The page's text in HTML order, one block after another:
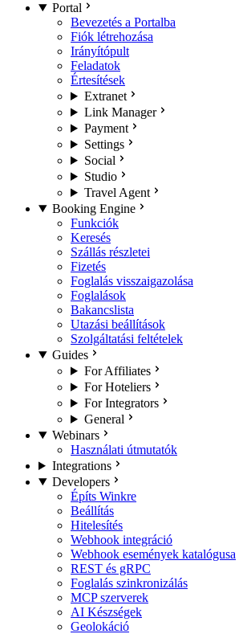
Portal
Bevezetés a Portalba
Fiók létrehozása
Irányítópult
Feladatok
Értesítések
Extranet
Link Manager
Payment
Settings
Social
Studio
Travel Agent
Booking Engine
Funkciók
Keresés
Szállás részletei
Fizetés
Foglalás visszaigazolása
Foglalások
Bakancslista
Utazási beállítások
Szolgáltatási feltételek
Guides
For Affiliates
For Hoteliers
For Integrators
General
Webinars
Használati útmutatók
Integrations
Developers
Építs Winkre
Beállítás
Hitelesítés
Webhook integráció
Webhook események katalógusa
REST és gRPC
Foglalás szinkronizálás
MCP szerverek
AI Készségek
Geolokáció